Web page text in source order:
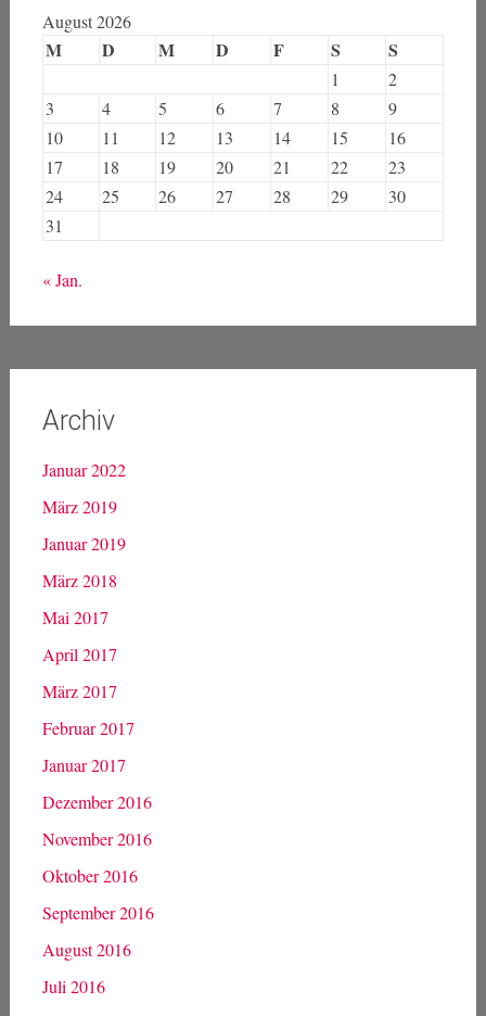
Meistgelesen
Kalender
August 2026
3
4 5 6 7 8
9
10
17
18
24
25
« Jan.
Archiv
Januar 2022
März 2019
Januar 2019
März 2018
Mai 2017
April 2017
März 2017
Februar 2017